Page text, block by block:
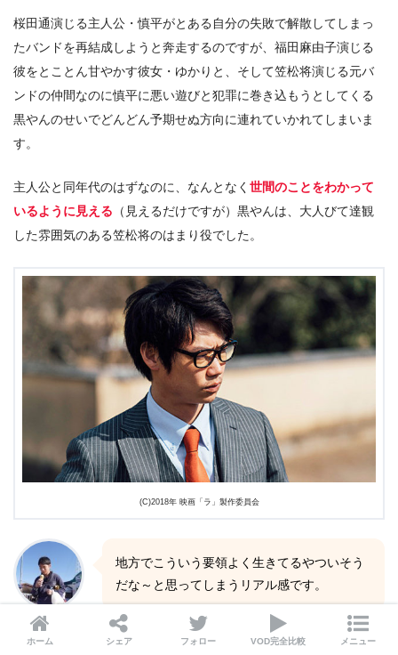
桜田通演じる主人公・慎平がとある自分の失敗で解散してしまっ
たバンドを再結成しようと奔走するのですが、福田麻由子演じる
彼をとことん甘やかす彼女・ゆかりと、そして笠松将演じる元バ
ンドの仲間なのに慎平に悪い遊びと犯罪に巻き込もうとしてくる
黒やんのせいでどんどん予期せぬ方向に連れていかれてしまいま
す。
主人公と同年代のはずなのに、なんとなく 世間のことをわかって
いるように見える （見えるだけですが）黒やんは、大人びて達観
した雰囲気のある笠松将のはまり役でした。
(C)2018年 映画「ラ」製作委員会
シライシ
地方でこういう要領よく生きてるやついそう
だな～と思ってしまうリアル感です。
ホーム シェア フォロー VOD完全比較 メニュー